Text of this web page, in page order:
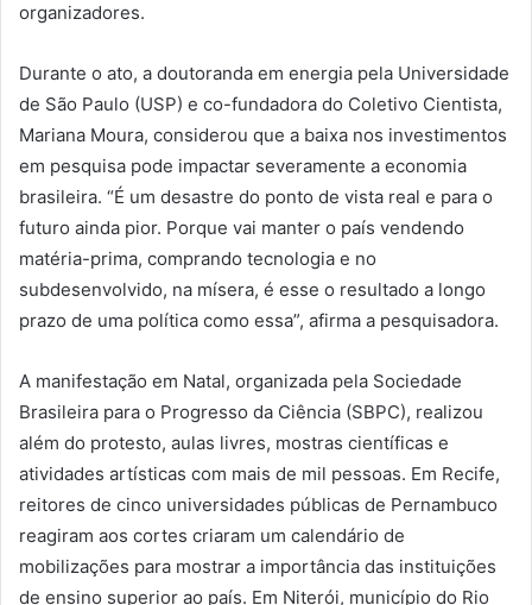
organizadores.
Durante o ato, a doutoranda em energia pela Universidade
de São Paulo (USP) e co-fundadora do Coletivo Cientista,
Mariana Moura, considerou que a baixa nos investimentos
em pesquisa pode impactar severamente a economia
brasileira. “É um desastre do ponto de vista real e para o
futuro ainda pior. Porque vai manter o país vendendo
matéria-prima, comprando tecnologia e no
subdesenvolvido, na mísera, é esse o resultado a longo
prazo de uma política como essa”, afirma a pesquisadora.
A manifestação em Natal, organizada pela Sociedade
Brasileira para o Progresso da Ciência (SBPC), realizou
além do protesto, aulas livres, mostras científicas e
atividades artísticas com mais de mil pessoas. Em Recife,
reitores de cinco universidades públicas de Pernambuco
reagiram aos cortes criaram um calendário de
mobilizações para mostrar a importância das instituições
de ensino superior ao país. Em Niterói, município do Rio